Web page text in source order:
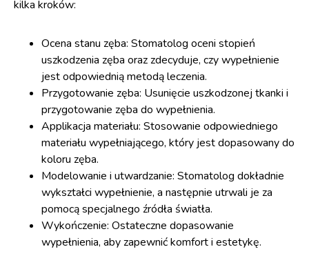
kilka kroków:
Ocena stanu zęba: Stomatolog oceni stopień
uszkodzenia zęba oraz zdecyduje, czy wypełnienie
jest odpowiednią metodą leczenia.
Przygotowanie zęba: Usunięcie uszkodzonej tkanki i
przygotowanie zęba do wypełnienia.
Applikacja materiału: Stosowanie odpowiedniego
materiału wypełniającego, który jest dopasowany do
koloru zęba.
Modelowanie i utwardzanie: Stomatolog dokładnie
wykształci wypełnienie, a następnie utrwali je za
pomocą specjalnego źródła światła.
Wykończenie: Ostateczne dopasowanie
wypełnienia, aby zapewnić komfort i estetykę.